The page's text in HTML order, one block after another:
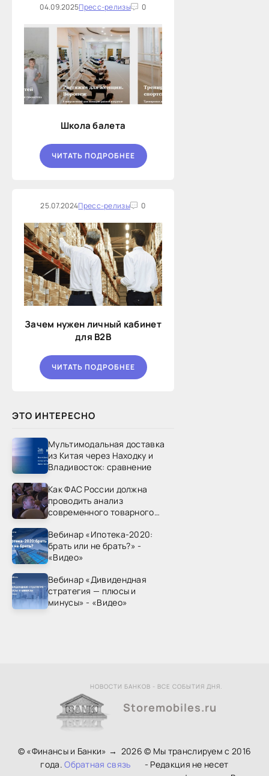
04.09.2025Пресс-релизы 0
Школа балета
ЧИТАТЬ ПОДРОБНЕЕ
25.07.2024Пресс-релизы 0
Зачем нужен личный кабинет
для B2B
ЧИТАТЬ ПОДРОБНЕЕ
ЭТО ИНТЕРЕСНО
Мультимодальная доставка
из Китая через Находку и
Владивосток: сравнение
Как ФАС России должна
проводить анализ
современного товарного
России»
Вебинар «Ипотека-2020:
брать или не брать?» -
«Видео»
Вебинар «Дивидендная
стратегия — плюсы и
минусы» - «Видео»
Storemobiles.ru
НОВОСТИ БАНКОВ - ВСЕ СОБЫТИЯ ДНЯ.
© «Финансы и Банки» → 2026 © Мы транслируем с 2016
года.Обратная связь
- Редакция не несет